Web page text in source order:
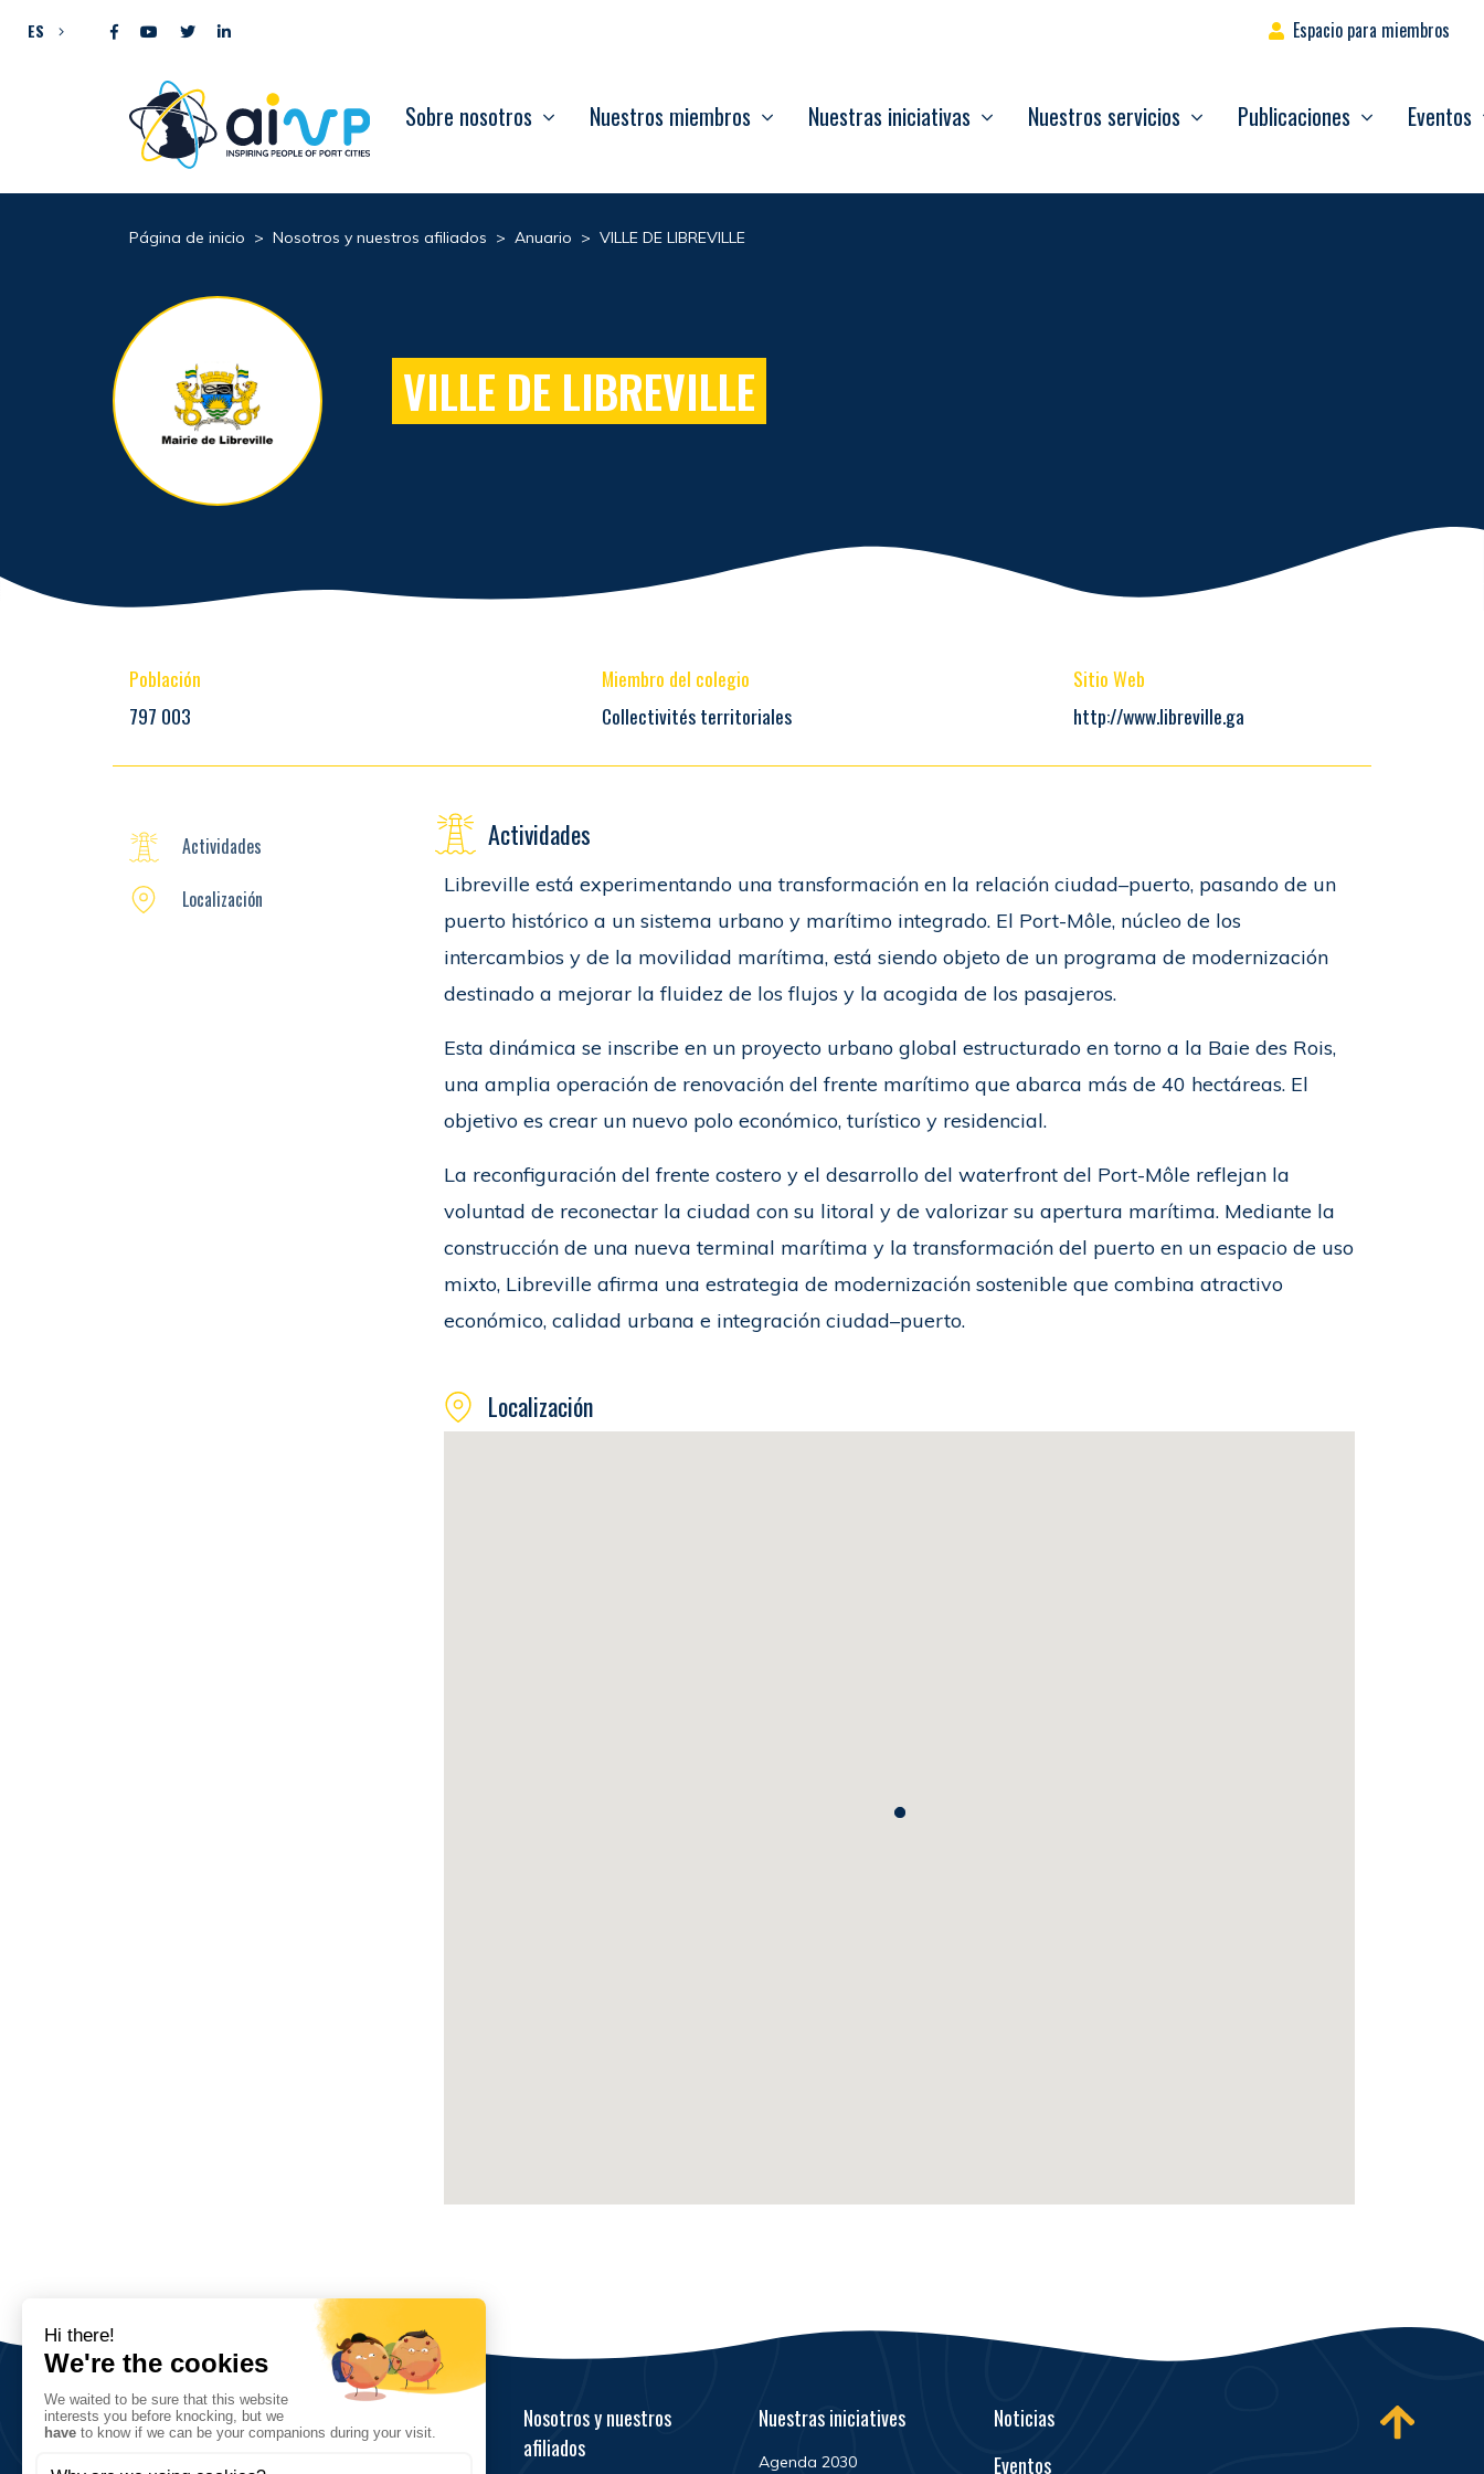
ES Espacio para miembros
Sobre nosotros Nuestros miembros Nuestras iniciativas Nuestros servicios Publicaciones Eventos
Página de inicio > Nosotros y nuestros afiliados > Anuario > VILLE DE LIBREVILLE
VILLE DE LIBREVILLE
Población
797 003
Miembro del colegio
Collectivités territoriales
Sitio Web
http://www.libreville.ga
Actividades
Libreville está experimentando una transformación en la relación ciudad–puerto, pasando de un
puerto histórico a un sistema urbano y marítimo integrado. El Port-Môle, núcleo de los
intercambios y de la movilidad marítima, está siendo objeto de un programa de modernización
destinado a mejorar la fluidez de los flujos y la acogida de los pasajeros.
Esta dinámica se inscribe en un proyecto urbano global estructurado en torno a la Baie des Rois,
una amplia operación de renovación del frente marítimo que abarca más de 40 hectáreas. El
objetivo es crear un nuevo polo económico, turístico y residencial.
La reconfiguración del frente costero y el desarrollo del waterfront del Port-Môle reflejan la
voluntad de reconectar la ciudad con su litoral y de valorizar su apertura marítima. Mediante la
construcción de una nueva terminal marítima y la transformación del puerto en un espacio de uso
mixto, Libreville afirma una estrategia de modernización sostenible que combina atractivo
económico, calidad urbana e integración ciudad–puerto.
Localización
Actividades
Localización
Nosotros y nuestros
afiliados
Nuestras iniciatives
Agenda 2030
Noticias
Eventos